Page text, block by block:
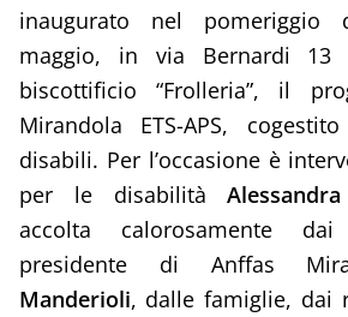
inaugurato nel
maggio, in via Bernardi 13
biscottificio “Frolleria”, il
Mirandola ETS-APS,
disabili. Per l’occasione è
per le disabilità
accolta calorosamente
presidente di Anffas
Manderioli, dalle famiglie, dai